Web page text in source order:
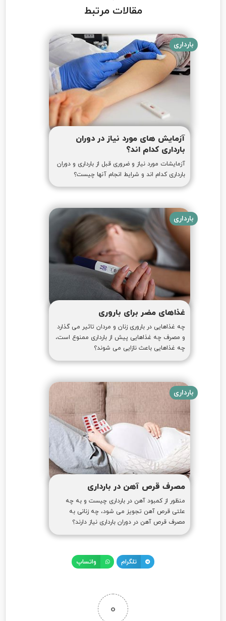
مقالات مرتبط
بارداری
آزمایش های مورد نیاز در دوران
بارداری کدام اند؟
آزمایشات مورد نیاز و ضروری قبل از بارداری و دوران
بارداری کدام اند و شرایط انجام آنها چیست؟
بارداری
غذاهای مضر برای باروری
چه غذاهایی در باروری زنان و مردان تاثیر می گذارد
و مصرف چه غذاهایی پیش از بارداری ممنوع است،
چه غذاهایی باعث نازایی می شوند؟
بارداری
مصرف قرص آهن در بارداری
منظور از کمبود آهن در بارداری چیست و به چه
علتی قرص آهن تجویز می شود، چه زنانی به
مصرف قرص آهن در دوران بارداری نیاز دارند؟
تلگرام واتساپ
0